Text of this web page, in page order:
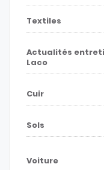
Textiles
Actualités
Laco
Cuir
Sols
Voiture